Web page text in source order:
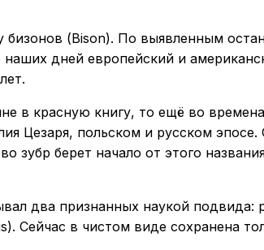
бизонов (Bison). По выявленным
дней европейский и
в красную книгу, то ещё во
Цезаря, польском и русском
берет начало от этого
два признанных наукой
Сейчас в чистом виде сохранена